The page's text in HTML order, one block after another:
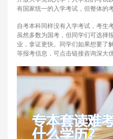
有国家统一的入学考试，但整体的
自考本科同样没有入学考试，考生
虽然多数为国考，但同学们可选择
业，拿证更快。同学们如果想要了
等报考信息，可点击链接咨询深大